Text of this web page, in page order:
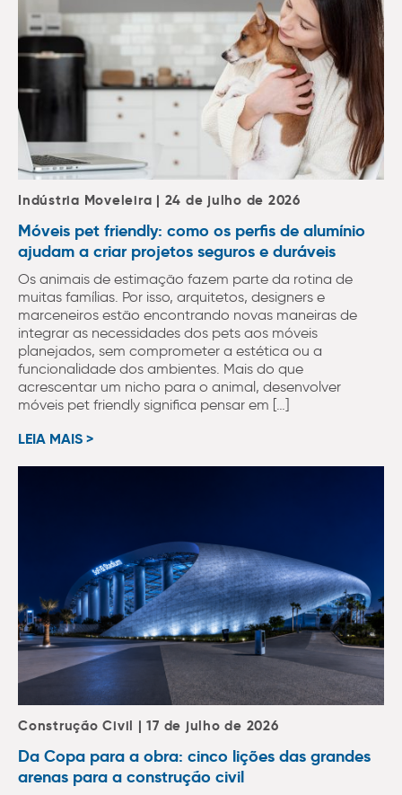
Indústria Moveleira | 24 de julho de 2026
Móveis pet friendly: como os perfis de alumínio
ajudam a criar projetos seguros e duráveis
Os animais de estimação fazem parte da rotina de
muitas famílias. Por isso, arquitetos, designers e
marceneiros estão encontrando novas maneiras de
integrar as necessidades dos pets aos móveis
planejados, sem comprometer a estética ou a
funcionalidade dos ambientes. Mais do que
acrescentar um nicho para o animal, desenvolver
móveis pet friendly significa pensar em […]
LEIA MAIS >
Construção Civil | 17 de julho de 2026
Da Copa para a obra: cinco lições das grandes
arenas para a construção civil